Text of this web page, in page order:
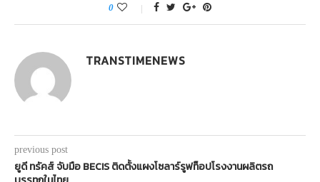
0
TRANSTIMENEWS
previous post
ยูดี ทรัคส์ จับมือ BECIS ติดตั้งแผงโซลาร์รูฟท็อปโรงงานผลิตรถ